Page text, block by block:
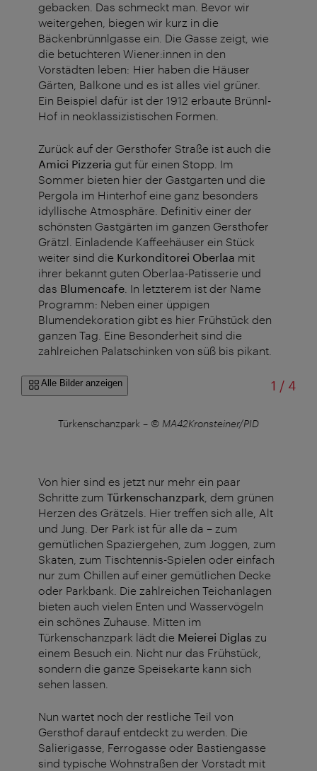
gebacken. Das schmeckt man. Bevor wir
weitergehen, biegen wir kurz in die
Bäckenbrünnlgasse ein. Die Gasse zeigt, wie
die betuchteren Wiener:innen in den
Vorstädten leben: Hier haben die Häuser
Gärten, Balkone und es ist alles viel grüner.
Ein Beispiel dafür ist der 1912 erbaute Brünnl-
Hof in neoklassizistischen Formen.
Zurück auf der Gersthofer Straße ist auch die
Amici Pizzeria gut für einen Stopp. Im
Sommer bieten hier der Gastgarten und die
Pergola im Hinterhof eine ganz besonders
idyllische Atmosphäre. Definitiv einer der
schönsten Gastgärten im ganzen Gersthofer
Grätzl. Einladende Kaffeehäuser ein Stück
weiter sind die Kurkonditorei Oberlaa mit
ihrer bekannt guten Oberlaa-Patisserie und
das Blumencafe . In letzterem ist der Name
Programm: Neben einer üppigen
Blumendekoration gibt es hier Frühstück den
ganzen Tag. Eine Besonderheit sind die
zahlreichen Palatschinken von süß bis pikant.
Alle Bilder anzeigen 1 /von
4
Türkenschanzpark – © MA42Kronsteiner/PID
Von hier sind es jetzt nur mehr ein paar
Schritte zum Türkenschanzpark , dem grünen
Herzen des Grätzels. Hier treffen sich alle, Alt
und Jung. Der Park ist für alle da – zum
gemütlichen Spaziergehen, zum Joggen, zum
Skaten, zum Tischtennis-Spielen oder einfach
nur zum Chillen auf einer gemütlichen Decke
oder Parkbank. Die zahlreichen Teichanlagen
bieten auch vielen Enten und Wasservögeln
ein schönes Zuhause. Mitten im
Türkenschanzpark lädt die Meierei Diglas zu
einem Besuch ein. Nicht nur das Frühstück,
sondern die ganze Speisekarte kann sich
sehen lassen.
Nun wartet noch der restliche Teil von
Gersthof darauf entdeckt zu werden. Die
Salierigasse, Ferrogasse oder Bastiengasse
sind typische Wohnstraßen der Vorstadt mit